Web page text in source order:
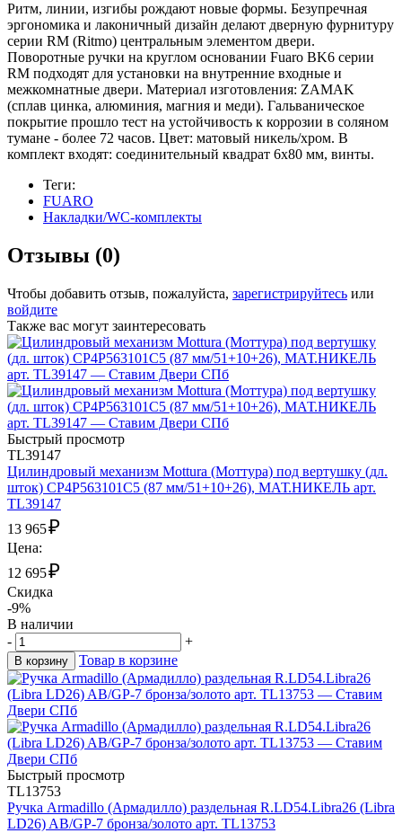
Ритм, линии, изгибы рождают новые формы. Безупречная
эргономика и лаконичный дизайн делают дверную фурнитуру
серии RM (Ritmo) центральным элементом двери.
Поворотные ручки на круглом основании Fuaro BK6 серии
RM подходят для установки на внутренние входные и
межкомнатные двери. Материал изготовления: ZAMAK
(сплав цинка, алюминия, магния и меди). Гальваническое
покрытие прошло тест на устойчивость к коррозии в соляном
тумане - более 72 часов. Цвет: матовый никель/хром. В
комплект входят: соединительный квадрат 6x80 мм, винты.
Теги:
FUARO
Накладки/WC-комплекты
Отзывы (0)
Чтобы добавить отзыв, пожалуйста, зарегистрируйтесь или
войдите
Также вас могут заинтересовать
Быстрый просмотр
TL39147
Цилиндровый механизм Mottura (Моттура) под вертушку (дл.
шток) CP4P563101C5 (87 мм/51+10+26), МАТ.НИКЕЛЬ арт.
TL39147
13 965₽
Цена:
12 695₽
Скидка
-9%
В наличии
-
+
В корзину Товар в корзине
Быстрый просмотр
TL13753
Ручка Armadillo (Армадилло) раздельная R.LD54.Libra26 (Libra
LD26) AB/GP-7 бронза/золото арт. TL13753